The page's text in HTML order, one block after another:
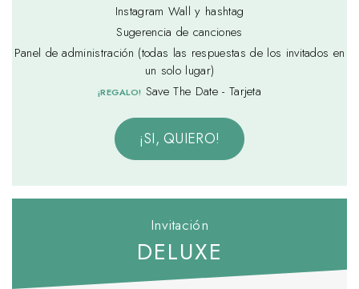
Instagram Wall y hashtag
Sugerencia de canciones
Panel de administración (todas las respuestas de los invitados en
un solo lugar)
¡REGALO! Save The Date - Tarjeta
¡SI, QUIERO!
Invitación
DELUXE